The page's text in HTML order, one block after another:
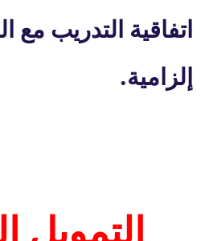
اتفاقية التدريب مع
إلزامية.
التمويل